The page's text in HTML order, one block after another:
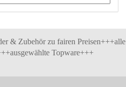
& Zubehör zu fairen Preisen+++alle
Topware+++